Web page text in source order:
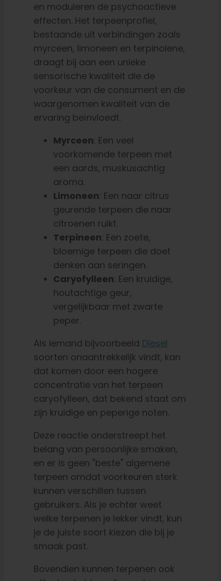
en moduleren de psychoactieve
effecten. Het terpeenprofiel,
bestaande uit verbindingen zoals
myrceen, limoneen en terpinolene,
draagt bij aan een unieke
sensorische kwaliteit die de
voorkeur van de consument en de
waargenomen kwaliteit van de
ervaring beïnvloedt.
Myrceen: Een veel
voorkomende terpeen met
een aards, muskusachtig
aroma.
Limoneen: Een naar citrus
geurende terpeen die naar
citroenen ruikt.
Terpineen: Een zoete,
bloemige terpeen die doet
denken aan seringen.
Caryofylleen: Een kruidige,
houtachtige geur,
vergelijkbaar met zwarte
peper.
Als iemand bijvoorbeeld Diesel
soorten onaantrekkelijk vindt, kan
dat komen door een hogere
concentratie van het terpeen
caryofylleen, dat bekend staat om
zijn kruidige en peperige noten.
Deze reactie onderstreept het
belang van persoonlijke smaken,
en er is geen "beste" algemene
terpeen omdat voorkeuren sterk
kunnen verschillen tussen
gebruikers. Als je echter weet
welke terpenen je lekker vindt, kun
je de juiste soort kiezen die bij je
smaak past.
Bovendien kunnen terpenen ook